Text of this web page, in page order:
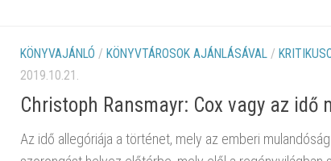
KÖNYVAJÁNLÓ / KÖNYVTÁROSOK AJÁNLÁSÁVAL /
2019.10.21.
Christoph Ransmayr: Cox vagy az idő
Az idő allegóriája a történet, mely az emberi